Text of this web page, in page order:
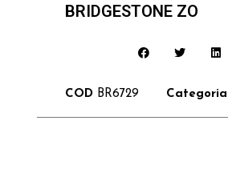
BRIDGESTONE ZO
COD BR6729 Categoria